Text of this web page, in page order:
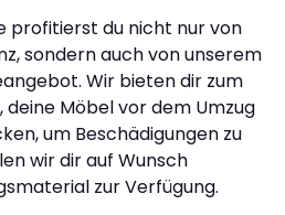
profitierst du nicht nur von
sondern auch von unserem
Wir bieten dir zum
deine Möbel vor dem Umzug
um Beschädigungen zu
wir dir auf Wunsch
zur Verfügung.